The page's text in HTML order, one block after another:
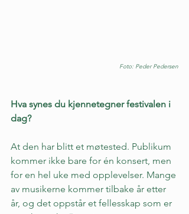
Foto: Peder Pedersen
Hva synes du kjennetegner festivalen i
dag?
At den har blitt et møtested. Publikum
kommer ikke bare for én konsert, men
for en hel uke med opplevelser. Mange
av musikerne kommer tilbake år etter
år, og det oppstår et fellesskap som er